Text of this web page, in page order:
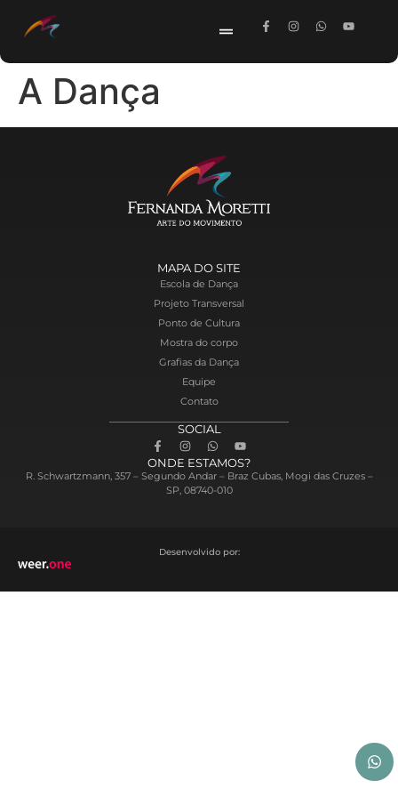
A Dança
MAPA DO SITE
Escola de Dança
Projeto Transversal
Ponto de Cultura
Mostra do corpo
Grafias da Dança
Equipe
Contato
SOCIAL
ONDE ESTAMOS?
R. Schwartzmann, 357 – Segundo Andar – Braz Cubas, Mogi das Cruzes –
SP, 08740-010
Desenvolvido por: